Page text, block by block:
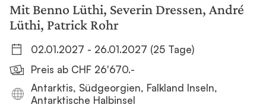
Mit Benno Lüthi, Severin Dressen, André
Lüthi, Patrick Rohr
02.01.2027 - 26.01.2027 (25 Tage)
Preis ab CHF 26'670.-
Antarktis, Südgeorgien, Falkland Inseln,
Antarktische Halbinsel